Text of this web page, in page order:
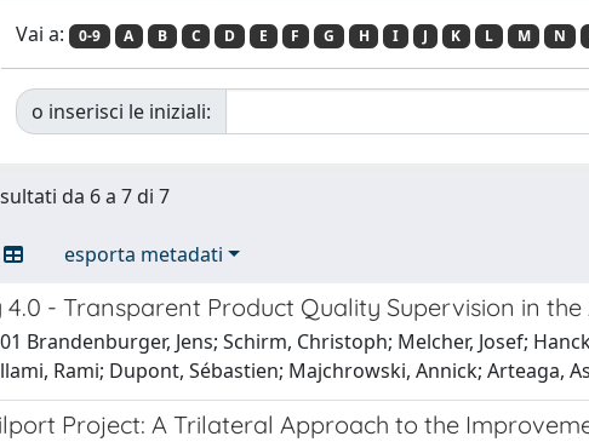
Vai a: 0-9 A B C D E F G H I J K L M N
o inserisci le iniziali:
da 6 a 7 di 7
esporta metadati
4.0 - Transparent Product Quality Supervision in
Brandenburger, Jens; Schirm, Christoph; Melcher, Josef;
Rami; Dupont, Sébastien; Majchrowski, Annick; Arteaga,
Project: A Trilateral Approach to the